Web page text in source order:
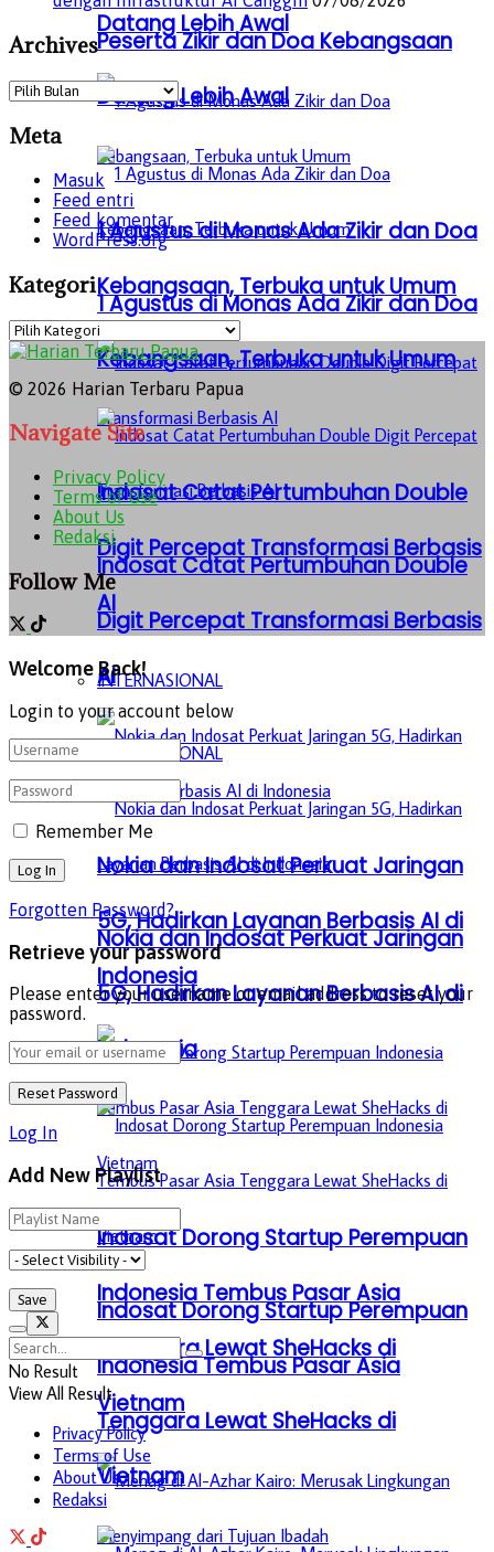
Datang Lebih Awal
1 Agustus di Monas Ada Zikir dan Doa
Kebangsaan, Terbuka untuk Umum
Indosat Catat Pertumbuhan Double
Digit Percepat Transformasi Berbasis
AI
INTERNASIONAL
Nokia dan Indosat Perkuat Jaringan
5G, Hadirkan Layanan Berbasis AI di
Indonesia
Indosat Dorong Startup Perempuan
Indonesia Tembus Pasar Asia
Tenggara Lewat SheHacks di
Vietnam
Peserta Zikir dan Doa Kebangsaan
Datang Lebih Awal
1 Agustus di Monas Ada Zikir dan Doa
Kebangsaan, Terbuka untuk Umum
Indosat Catat Pertumbuhan Double
Digit Percepat Transformasi Berbasis
AI
INTERNASIONAL
Nokia dan Indosat Perkuat Jaringan
5G, Hadirkan Layanan Berbasis AI di
Indonesia
Indosat Dorong Startup Perempuan
Indonesia Tembus Pasar Asia
Tenggara Lewat SheHacks di
Vietnam
Archives
Archives
Meta
Masuk
Feed entri
Feed komentar
WordPress.org
Kategori
Kategori
© 2026 Harian Terbaru Papua
Navigate Site
Privacy Policy
Terms of Use
About Us
Redaksi
Follow Me
Welcome Back!
Login to your account below
Remember Me
Forgotten Password?
Retrieve your password
Please enter your username or email address to reset your
password.
Log In
Add New Playlist
No Result
View All Result
Privacy Policy
Terms of Use
About Us
Redaksi